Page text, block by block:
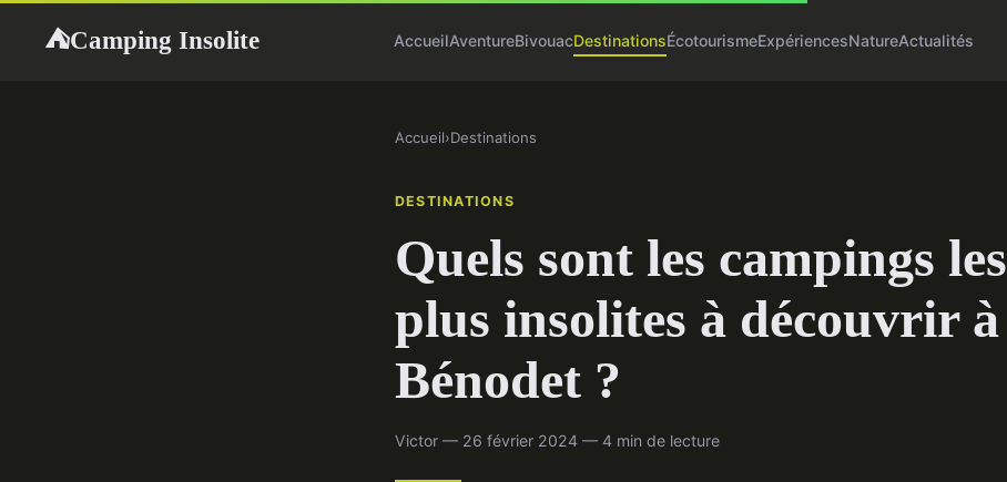
⛺Camping Insolite AccueilAventureBivouacDestinationsÉcotourismeExpériencesNatureActualités
Accueil›Destinations
DESTINATIONS
Quels sont les campings les
plus insolites à découvrir à
Bénodet ?
Victor — 26 février 2024 — 4 min de lecture